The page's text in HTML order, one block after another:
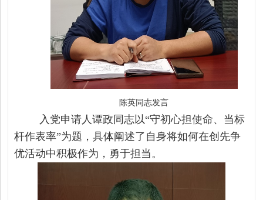
陈英同志发言
入党申请人谭政同志以“守初心担使命、当标
杆作表率”为题，具体阐述了自身将如何在创先争
优活动中积极作为， 勇于担当。